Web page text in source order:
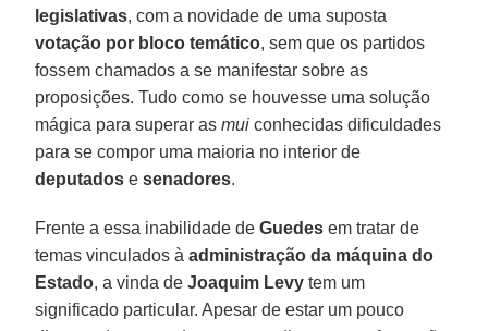
legislativas, com a novidade de uma suposta
votação por bloco temático, sem que os partidos
fossem chamados a se manifestar sobre as
proposições. Tudo como se houvesse uma solução
mágica para superar asmui conhecidas dificuldades
para se compor uma maioria no interior de
deputados esenadores.
Frente a essa inabilidade deGuedes em tratar de
temas vinculados àadministração da máquina do
Estado, a vinda deJoaquim Levy tem um
significado particular. Apesar de estar um pouco